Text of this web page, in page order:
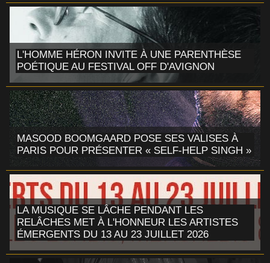
L'HOMME HÉRON INVITE À UNE PARENTHÈSE
POÉTIQUE AU FESTIVAL OFF D'AVIGNON
MASOOD BOOMGAARD POSE SES VALISES À
PARIS POUR PRÉSENTER « SELF-HELP SINGH »
LA MUSIQUE SE LÂCHE PENDANT LES
RELÂCHES MET À L'HONNEUR LES ARTISTES
ÉMERGENTS DU 13 AU 23 JUILLET 2026